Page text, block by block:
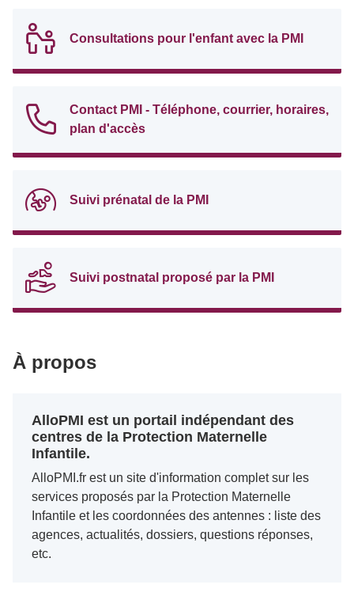
Consultations pour l'enfant avec la PMI
Contact PMI - Téléphone, courrier, horaires,
plan d'accès
Suivi prénatal de la PMI
Suivi postnatal proposé par la PMI
À propos
AlloPMI est un portail indépendant des
centres de la Protection Maternelle
Infantile.
AlloPMI.fr est un site d'information complet sur les
services proposés par la Protection Maternelle
Infantile et les coordonnées des antennes : liste des
agences, actualités, dossiers, questions réponses,
etc.